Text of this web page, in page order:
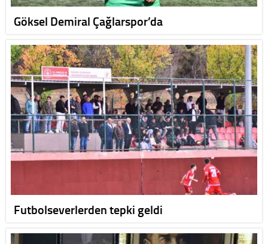
Göksel Demiral Çağlarspor’da
Futbolseverlerden tepki geldi